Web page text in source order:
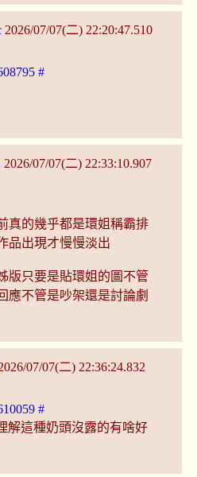
2026/07/07(二) 22:20:47.510
#
2026/07/07(二) 22:33:10.907
真的幾乎都是環姐稱霸排
品出現才慢慢淡出
版只要是貼環姐的圖不管
應不管是吵架還是討論劇
07/07(二) 22:36:24.832
#
解這種奶頭沒露的有啥好